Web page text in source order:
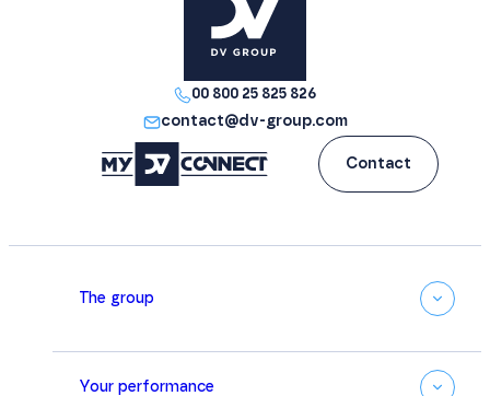
00 800 25 825 826
contact@dv-group.com
Contact
The group
Your performance